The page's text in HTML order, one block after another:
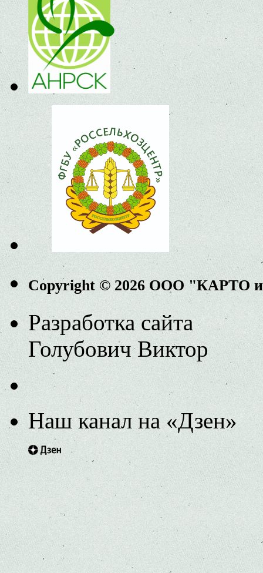
Copyright © 2026 ООО "КАРТО
Разработка сайта
Голубович Виктор
Наш канал на «Дзен»